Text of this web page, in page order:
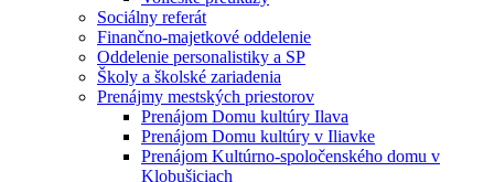
Sociálny referát
Finančno-majetkové oddelenie
Oddelenie personalistiky a SP
Školy a školské zariadenia
Prenájmy mestských priestorov
Prenájom Domu kultúry Ilava
Prenájom Domu kultúry v Iliavke
Prenájom Kultúrno-spoločenského domu v
Klobušiciach